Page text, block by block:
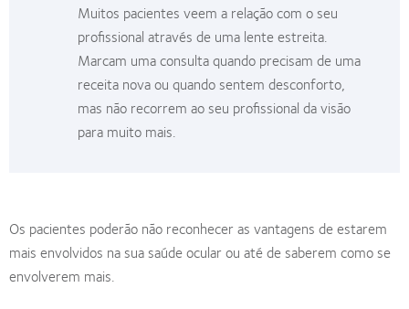
Muitos pacientes veem a relação com o seu
profissional através de uma lente estreita.
Marcam uma consulta quando precisam de uma
receita nova ou quando sentem desconforto,
mas não recorrem ao seu profissional da visão
para muito mais.
Os pacientes poderão não reconhecer as vantagens de estarem
mais envolvidos na sua saúde ocular ou até de saberem como se
envolverem mais.